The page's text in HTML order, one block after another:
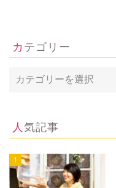
カテゴリー
人気記事
1